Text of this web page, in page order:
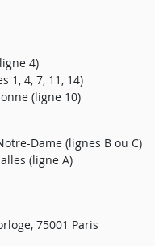
4)
1, 4, 7, 11, 14)
(ligne 10)
Dame (lignes B ou C)
(ligne A)
75001 Paris